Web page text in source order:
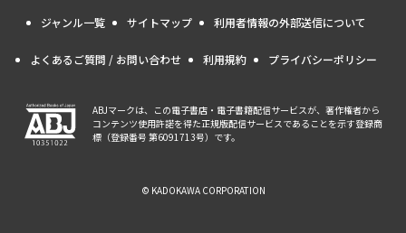
ジャンル一覧 サイトマップ 利用者情報の外部送信について
よくあるご質問 / お問い合わせ 利用規約 プライバシーポリシー
ABJマークは、この電子書店・電子書籍配信サービスが、著作権者から
コンテンツ使用許諾を得た正規版配信サービスであることを示す登録商
標（登録番号 第6091713号）です。
© KADOKAWA CORPORATION